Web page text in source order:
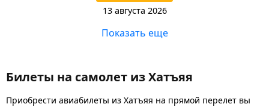
13 августа 2026
Показать еще
Билеты на самолет из Хатъяя
Приобрести авиабилеты из Хатъяя на прямой перелет вы